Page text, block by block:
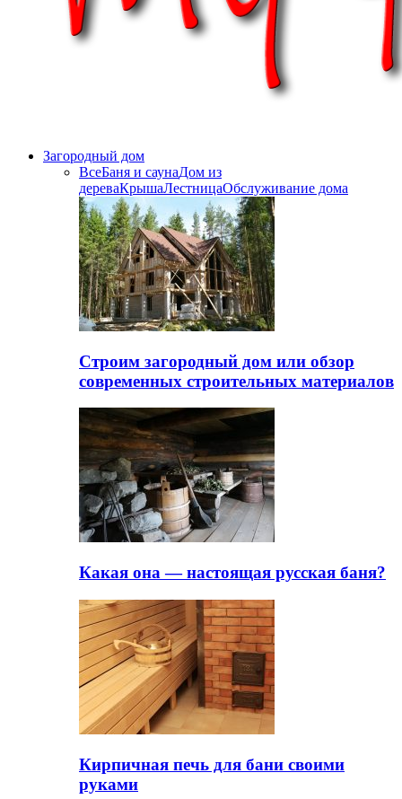
Загородный дом
ВсеБаня и саунаДом из
дереваКрышаЛестницаОбслуживание дома
Строим загородный дом или обзор
современных строительных материалов
Какая она — настоящая русская баня?
Кирпичная печь для бани своими
руками